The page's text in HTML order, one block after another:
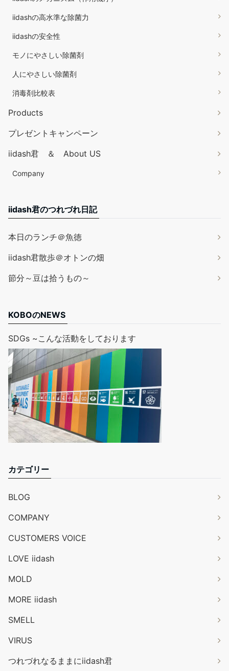
iidashの高水準な除菌力
iidashの安全性
モノにやさしい除菌剤
人にやさしい除菌剤
消毒剤比較表
Products
プレゼントキャンペーン
iidash君 ＆ About US
Company
iidash君のつれづれ日記
本日のランチ＠魚徳
iidash君散歩＠オトンの畑
節分～豆は拾うもの～
KOBOのNEWS
SDGs ~こんな活動をしております
カテゴリー
BLOG
COMPANY
CUSTOMERS VOICE
LOVE iidash
MOLD
MORE iidash
SMELL
VIRUS
つれづれなるままにiidash君